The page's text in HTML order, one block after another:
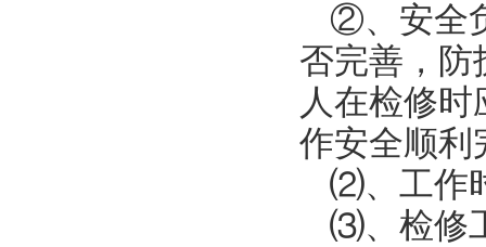
②、安全
否完善，防
人在检修
作安全顺利
⑵、工作
⑶、检修